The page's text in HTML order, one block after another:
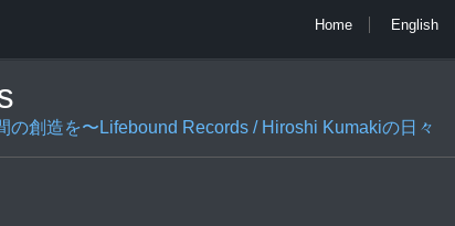
Home English
の創造を〜Lifebound Records / Hiroshi Kumakiの日々